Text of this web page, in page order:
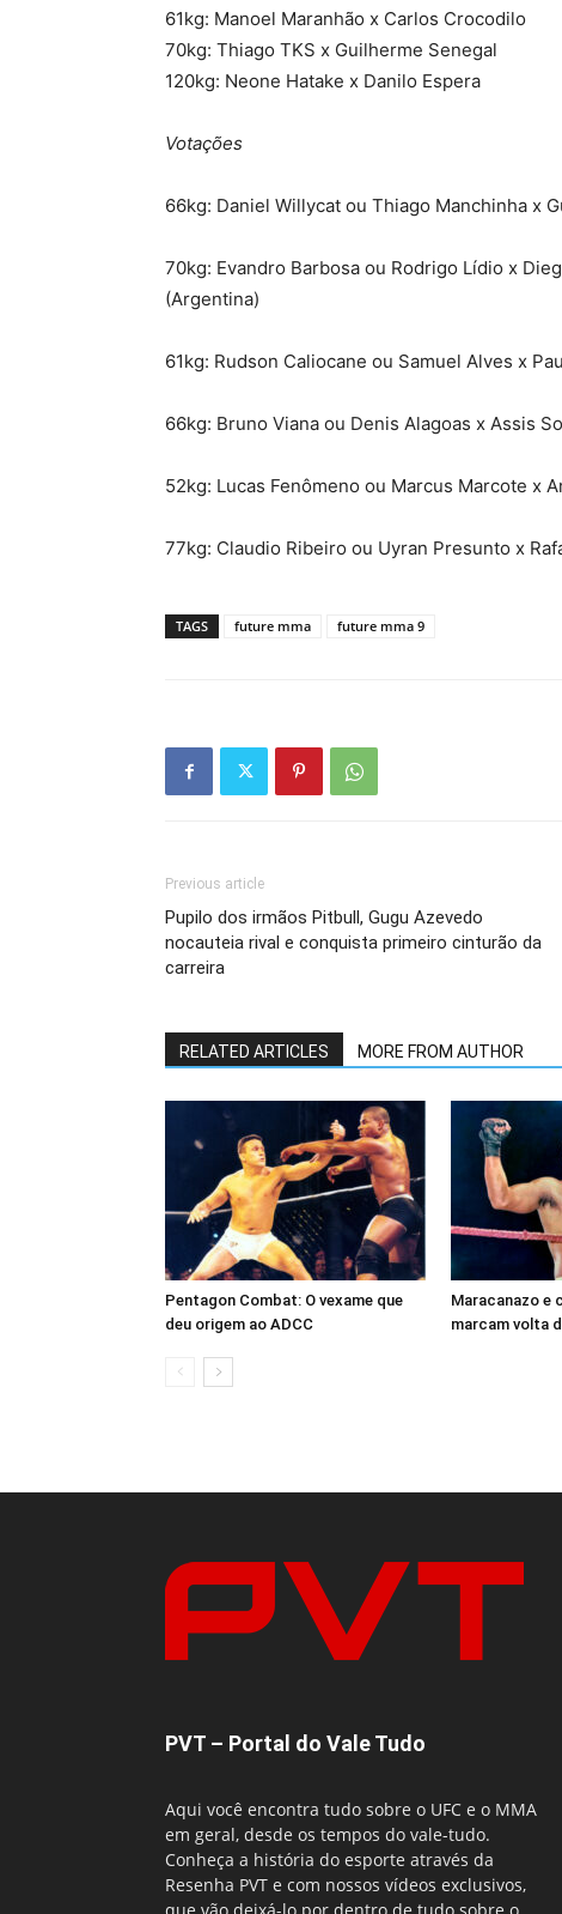
61kg: Manoel Maranhão x Carlos Crocodilo
70kg: Thiago TKS x Guilherme Senegal
120kg: Neone Hatake x Danilo Espera
Votações
66kg: Daniel Willycat ou Thiago Manchinha x
70kg: Evandro Barbosa ou Rodrigo Lídio x
(Argentina)
61kg: Rudson Caliocane ou Samuel Alves x
66kg: Bruno Viana ou Denis Alagoas x Assis
52kg: Lucas Fenômeno ou Marcus Marcote x
77kg: Claudio Ribeiro ou Uyran Presunto x
TAGS future mma future mma 9
Previous article
Pupilo dos irmãos Pitbull, Gugu Azevedo
nocauteia rival e conquista primeiro cinturão da
carreira
RELATED ARTICLES MORE FROM AUTHOR
Pentagon Combat: O vexame que
deu origem ao ADCC
Maracanazo e
marcam volta
PVT – Portal do Vale Tudo
Aqui você encontra tudo sobre o UFC e o MMA
em geral, desde os tempos do vale-tudo.
Conheça a história do esporte através da
Resenha PVT e com nossos vídeos exclusivos,